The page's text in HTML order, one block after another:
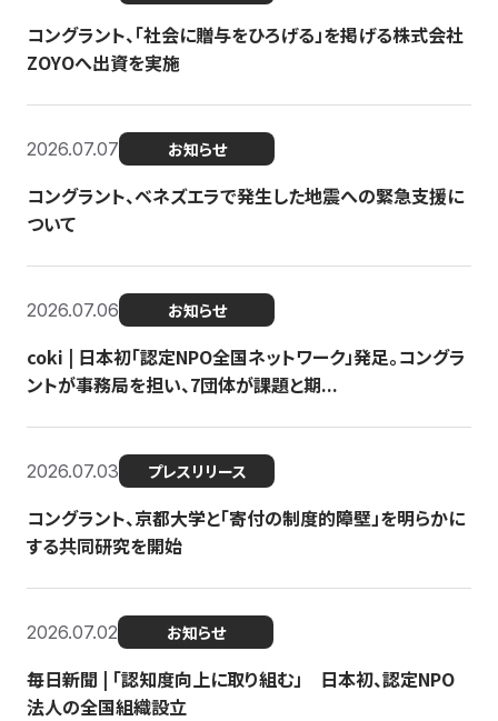
コングラント、「社会に贈与をひろげる」を掲げる株式会社
ZOYOへ出資を実施
2026.07.07 お知らせ
コングラント、ベネズエラで発生した地震への緊急支援に
ついて
2026.07.06 お知らせ
coki | 日本初「認定NPO全国ネットワーク」発足。コングラ
ントが事務局を担い、7団体が課題と期...
2026.07.03 プレスリリース
コングラント、京都大学と「寄付の制度的障壁」を明らかに
する共同研究を開始
2026.07.02 お知らせ
毎日新聞 | 「認知度向上に取り組む」 日本初、認定NPO
法人の全国組織設立